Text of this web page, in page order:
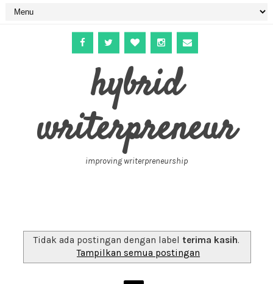
hybrid
writerpreneur
improving writerpreneurship
Tidak ada postingan dengan label terima kasih.
Tampilkan semua postingan